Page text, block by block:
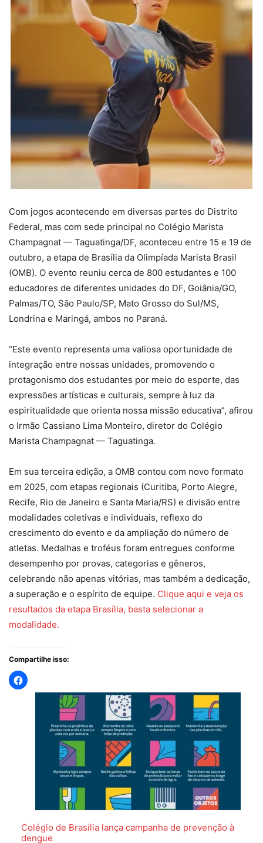
Com jogos acontecendo em diversas partes do Distrito
Federal, mas com sede principal no Colégio Marista
Champagnat — Taguatinga/DF, aconteceu entre 15 e 19 de
outubro, a etapa de Brasília da Olimpíada Marista Brasil
(OMB). O evento reuniu cerca de 800 estudantes e 100
educadores de diferentes unidades do DF, Goiânia/GO,
Palmas/TO, São Paulo/SP, Mato Grosso do Sul/MS,
Londrina e Maringá, ambos no Paraná.
“Este evento representa uma valiosa oportunidade de
integração entre nossas unidades, promovendo o
protagonismo dos estudantes por meio do esporte, das
expressões artísticas e culturais, sempre à luz da
espiritualidade que orienta nossa missão educativa”, afirou
o Irmão Cassiano Lima Monteiro, diretor do Colégio
Marista Champagnat — Taguatinga.
Em sua terceira edição, a OMB contou com novo formato
em 2025, com etapas regionais (Curitiba, Porto Alegre,
Recife, Rio de Janeiro e Santa Maria/RS) e divisão entre
modalidades coletivas e individuais, reflexo do
crescimento do evento e da ampliação do número de
atletas. Medalhas e troféus foram entregues conforme
desempenho por provas, categorias e gêneros,
celebrando não apenas vitórias, mas também a dedicação,
a superação e o espírito de equipe. Clique aqui e veja os
resultados da etapa Brasília, basta selecionar a
modalidade.
Compartilhe isso:
Colégio de Brasília lança campanha de prevenção à
dengue